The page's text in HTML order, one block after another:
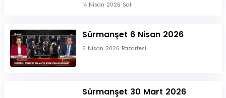
14 Nisan 2026 Salı
Sürmanşet 6 Nisan 2026
6 Nisan 2026 Pazartesi
Sürmanşet 30 Mart 2026